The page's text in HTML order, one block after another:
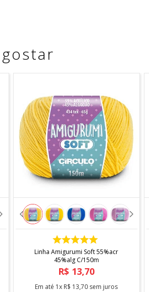
COMPRAR
Linha Amigurumi Soft 55%acr
45%alg C/150m
R$ 13,70
Em até 1x R$ 13,70 sem juros